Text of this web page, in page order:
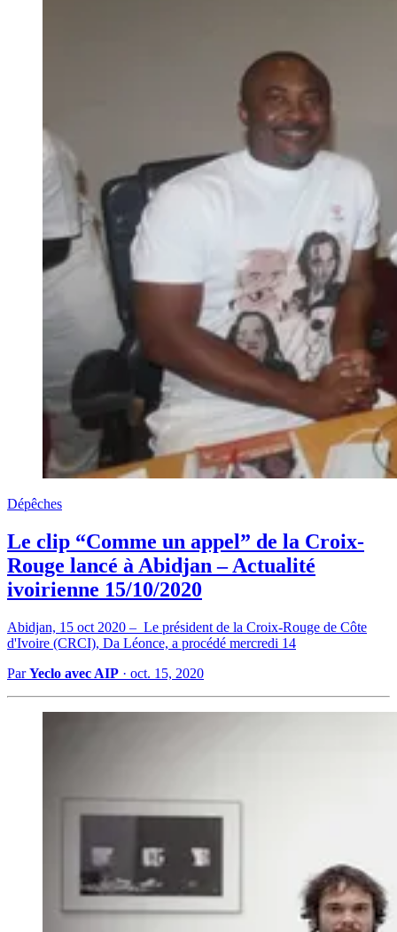
Dépêches
Le clip “Comme un appel” de la Croix-
Rouge lancé à Abidjan – Actualité
ivoirienne 15/10/2020
Abidjan, 15 oct 2020 – Le président de la Croix-Rouge de Côte
d'Ivoire (CRCI), Da Léonce, a procédé mercredi 14
ParYeclo avec AIP · oct. 15, 2020